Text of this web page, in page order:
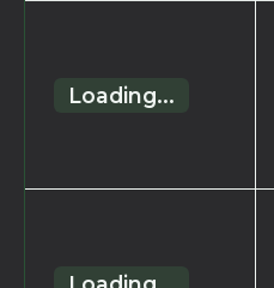
Loading...